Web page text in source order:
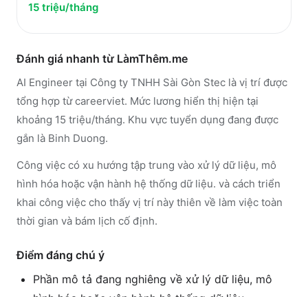
15 triệu/tháng
Đánh giá nhanh từ LàmThêm.me
AI Engineer tại Công ty TNHH Sài Gòn Stec là vị trí được
tổng hợp từ careerviet. Mức lương hiển thị hiện tại
khoảng 15 triệu/tháng. Khu vực tuyển dụng đang được
gắn là Binh Duong.
Công việc có xu hướng tập trung vào xử lý dữ liệu, mô
hình hóa hoặc vận hành hệ thống dữ liệu. và cách triển
khai công việc cho thấy vị trí này thiên về làm việc toàn
thời gian và bám lịch cố định.
Điểm đáng chú ý
Phần mô tả đang nghiêng về xử lý dữ liệu, mô